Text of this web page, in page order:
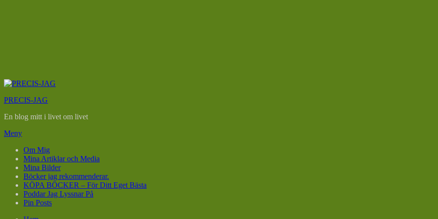
Hoppa
innehåll
PRECIS-JAG
En blog mitt i livet om livet
Meny
Om Mig
Mina Artiklar och Media
Mina Bilder
Böcker jag rekommenderar.
KÖPA BÖCKER – För Ditt Eget Bästa
Poddar Jag Lyssnar På
Pin Posts